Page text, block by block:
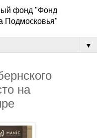
фонд "Фонд
Подмосковья"
▼
на